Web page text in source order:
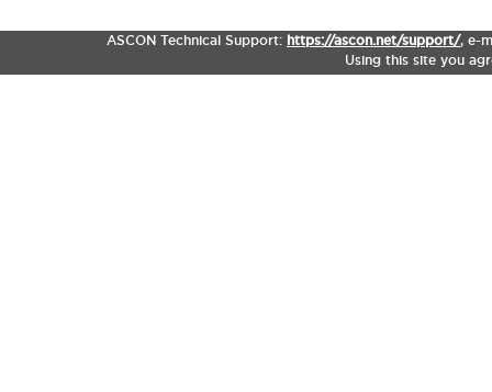
ASCON Technical Support: https://ascon.net/support/, e-
Using this site you